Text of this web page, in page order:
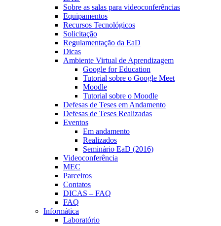
Sobre as salas para videoconferências
Equipamentos
Recursos Tecnológicos
Solicitação
Regulamentação da EaD
Dicas
Ambiente Virtual de Aprendizagem
Google for Education
Tutorial sobre o Google Meet
Moodle
Tutorial sobre o Moodle
Defesas de Teses em Andamento
Defesas de Teses Realizadas
Eventos
Em andamento
Realizados
Seminário EaD (2016)
Videoconferência
MEC
Parceiros
Contatos
DICAS – FAQ
FAQ
Informática
Laboratório